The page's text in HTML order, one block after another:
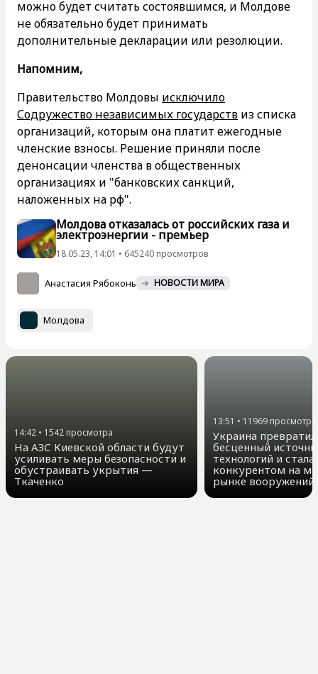
можно будет считать состоявшимся, и Молдове
не обязательно будет принимать
дополнительные декларации или резолюции.
Напомним,
Правительство Молдовы исключило
Содружество независимых государств из списка
организаций, которым она платит ежегодные
членские взносы. Решение приняли после
денонсации членства в общественных
организациях и "банковских санкций,
наложенных на рф".
Молдова отказалась от российских газа и
электроэнергии - премьер
18.05.23, 14:01 • 645240 просмотров
Анастасия Рябоконь НОВОСТИ МИРА
Молдова
14:42 • 1542 просмотра
На АЗС Киевской области будут
усиливать меры безопасности и
обустраивать укрытия —
Ткаченко
13:51 • 11969 просмотра
Украина
бесценный
технологий и стала
конкурентом на
рынке вооружений